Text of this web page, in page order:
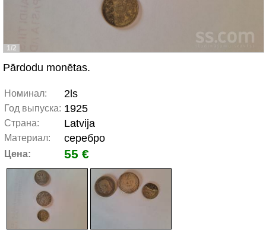
1/2
Pārdodu monētas.
Номинал: 2ls
Год выпуска: 1925
Страна: Latvija
Материал: серебро
Цена: 55 €